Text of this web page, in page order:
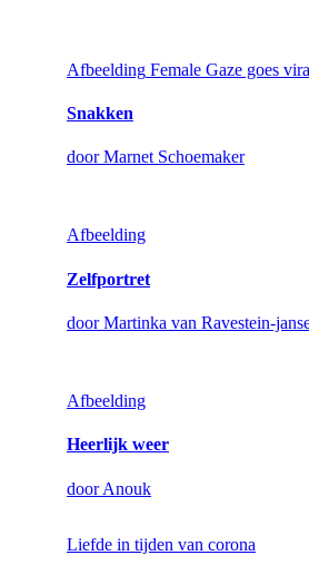
Afbeelding Female Gaze goes
Snakken
door Marnet Schoemaker
Afbeelding
Zelfportret
door Martinka van Ravestein-
Afbeelding
Heerlijk weer
door Anouk
Liefde in tijden van corona